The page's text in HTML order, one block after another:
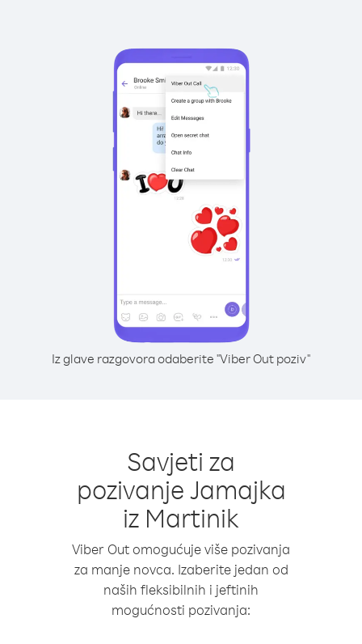
Iz glave razgovora odaberite "Viber Out poziv"
Savjeti za
pozivanje Jamajka
iz Martinik
Viber Out omogućuje više pozivanja
za manje novca. Izaberite jedan od
naših fleksibilnih i jeftinih
mogućnosti pozivanja: